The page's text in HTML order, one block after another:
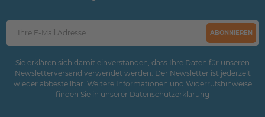
ABONNIEREN
Sie erklären sich damit einverstanden, dass Ihre Daten für unseren
Newsletterversand verwendet werden. Der Newsletter ist jederzeit
wieder abbestellbar. Weitere Informationen und Widerrufshinweise
finden Sie in unserer Daten­schutz­erklärung